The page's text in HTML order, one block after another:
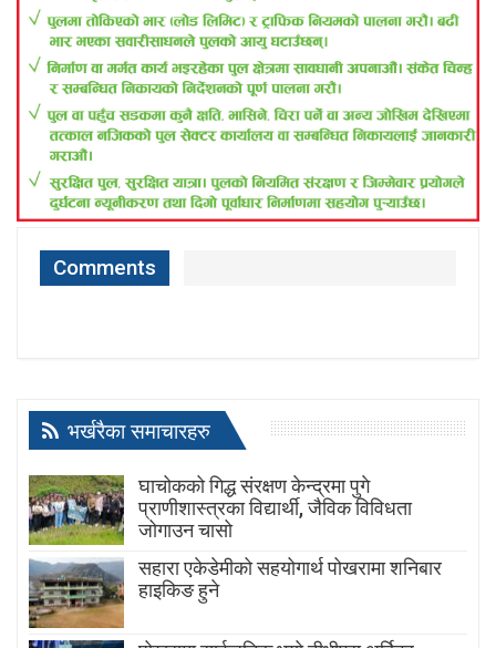
Comments
भर्खरैका समाचारहरु
घाचोकको गिद्ध संरक्षण केन्द्रमा पुगे
प्राणीशास्त्रका विद्यार्थी, जैविक विविधता
जोगाउन चासो
सहारा एकेडेमीको सहयोगार्थ पोखरामा शनिबार
हाइकिङ हुने